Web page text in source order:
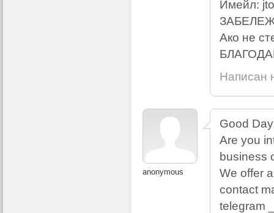
Имейл:
Ако не
Написан
anonymous
Good
Are you
business
We offer
contact
telegram